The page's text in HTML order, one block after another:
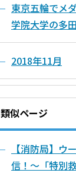
東京五輪でメ
学院大学の多
2018年11月
類似ページ
【消防局】ウ
信！～「特別